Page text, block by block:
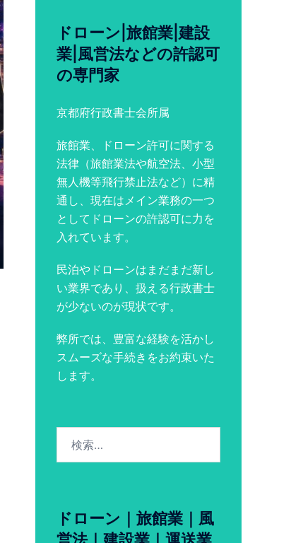
ドローン|旅館業|建設
業|風営法などの許認可
の専門家
京都府行政書士会所属
旅館業、ドローン許可に関する
法律（旅館業法や航空法、小型
無人機等飛行禁止法など）に精
通し、現在はメイン業務の一つ
としてドローンの許認可に力を
入れています。
民泊やドローンはまだまだ新し
い業界であり、扱える行政書士
が少ないのが現状です。
弊所では、豊富な経験を活かし
スムーズな手続きをお約束いた
します。
ドローン｜旅館業｜風